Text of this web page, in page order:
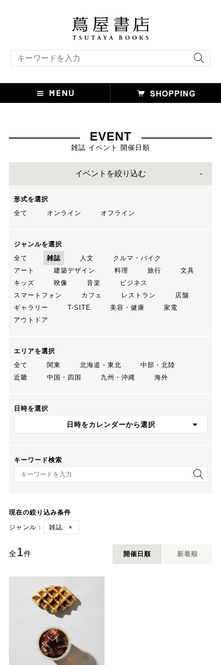
EVENT
雑誌 イベント 開催日順
イベントを絞り込む
形式を選択
全て
オンライン オフライン
ジャンルを選択
全て
雑誌 人文
クルマ・バイク
アート
建築デザイン 料理 旅行
文具
キッズ
映像 音楽
ビジネス
スマートフォン
カフェ レストラン
店舗
ギャラリー
T-SITE 美容・健康
家電
アウトドア
エリアを選択
全て
関東 北海道・東北
中部・北陸
近畿
中国・四国 九州・沖縄 海外
日時を選択
日時をカレンダーから選択
キーワード検索
キーワード検索
現在の絞り込み条件
ジャンル：
雑誌 ×
全1件 開催日順 新着順